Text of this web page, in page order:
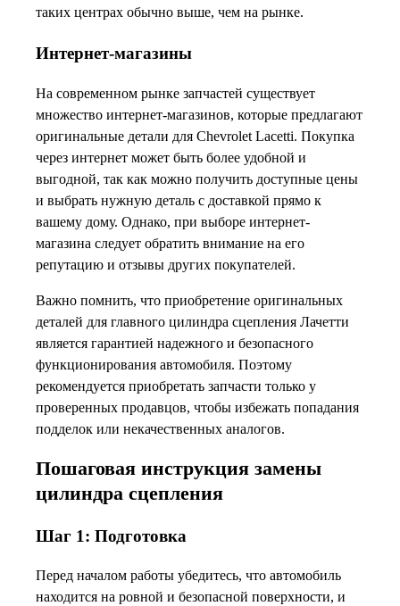
таких центрах обычно выше, чем на рынке.
Интернет-магазины
На современном рынке запчастей существует
множество интернет-магазинов, которые предлагают
оригинальные детали для Chevrolet Lacetti. Покупка
через интернет может быть более удобной и
выгодной, так как можно получить доступные цены
и выбрать нужную деталь с доставкой прямо к
вашему дому. Однако, при выборе интернет-
магазина следует обратить внимание на его
репутацию и отзывы других покупателей.
Важно помнить, что приобретение оригинальных
деталей для главного цилиндра сцепления Лачетти
является гарантией надежного и безопасного
функционирования автомобиля. Поэтому
рекомендуется приобретать запчасти только у
проверенных продавцов, чтобы избежать попадания
подделок или некачественных аналогов.
Пошаговая инструкция замены
цилиндра сцепления
Шаг 1: Подготовка
Перед началом работы убедитесь, что автомобиль
находится на ровной и безопасной поверхности, и